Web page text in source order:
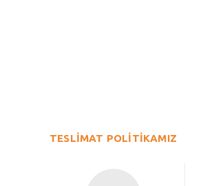
TESLİMAT POLİTİKAMIZ